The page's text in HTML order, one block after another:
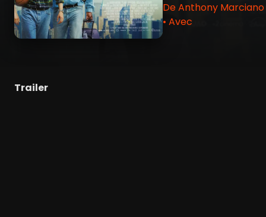
De Anthony Marciano
• Avec
Trailer